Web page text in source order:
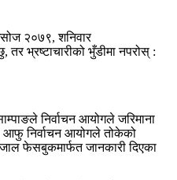
२०७९, शनिवार
निर्वाचन आयोगले जरिमाना
आफु निर्वाचन आयोगले तोकेको
फेसबुकमार्फत जानकारी दिएका